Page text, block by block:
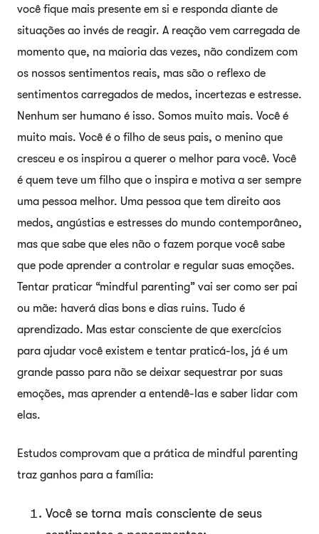
você fique mais presente em si e responda diante de
situações ao invés de reagir. A reação vem carregada de
momento que, na maioria das vezes, não condizem com
os nossos sentimentos reais, mas são o reflexo de
sentimentos carregados de medos, incertezas e estresse.
Nenhum ser humano é isso. Somos muito mais. Você é
muito mais. Você é o filho de seus pais, o menino que
cresceu e os inspirou a querer o melhor para você. Você
é quem teve um filho que o inspira e motiva a ser sempre
uma pessoa melhor. Uma pessoa que tem direito aos
medos, angústias e estresses do mundo contemporâneo,
mas que sabe que eles não o fazem porque você sabe
que pode aprender a controlar e regular suas emoções.
Tentar praticar “mindful parenting” vai ser como ser pai
ou mãe: haverá dias bons e dias ruins. Tudo é
aprendizado. Mas estar consciente de que exercícios
para ajudar você existem e tentar praticá-los, já é um
grande passo para não se deixar sequestrar por suas
emoções, mas aprender a entendê-las e saber lidar com
elas.
Estudos comprovam que a prática de mindful parenting
traz ganhos para a família:
Você se torna mais consciente de seus